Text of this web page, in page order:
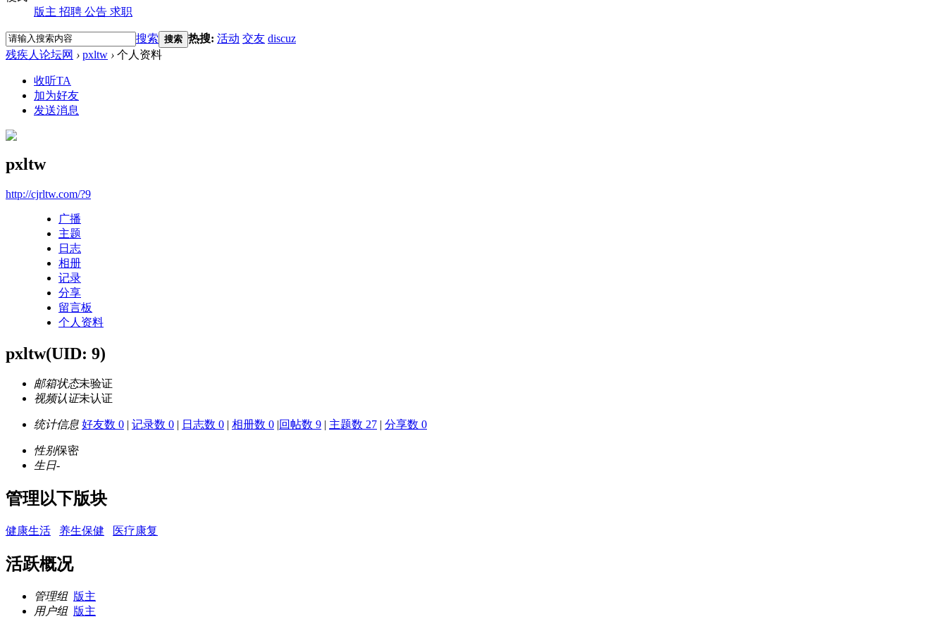
版主 招聘 公告 求职
搜索 搜索 热搜: 活动 交友 discuz
残疾人论坛网 › pxltw › 个人资料
收听TA
加为好友
发送消息
pxltw
http://cjrltw.com/?9
广播
主题
日志
相册
记录
分享
留言板
个人资料
pxltw(UID: 9)
邮箱状态未验证
视频认证未认证
统计信息 好友数 0 | 记录数 0 | 日志数 0 | 相册数 0 |回帖数 9 | 主题数 27 | 分享数 0
性别保密
生日-
管理以下版块
健康生活 养生保健 医疗康复
活跃概况
管理组 版主
用户组 版主